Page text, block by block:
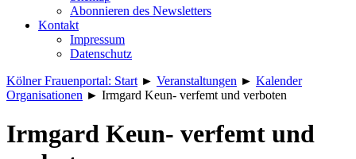
Abonnieren des Newsletters
Kontakt
Impressum
Datenschutz
Kölner Frauenportal: Start ► Veranstaltungen ► Kalender
Organisationen ► Irmgard Keun- verfemt und verboten
Irmgard Keun- verfemt und